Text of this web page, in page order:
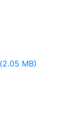
(2.05 MB)